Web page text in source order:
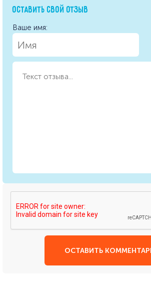
ОСТАВИТЬ СВОЙ ОТЗЫВ
Ваше имя:
ОСТАВИТЬ